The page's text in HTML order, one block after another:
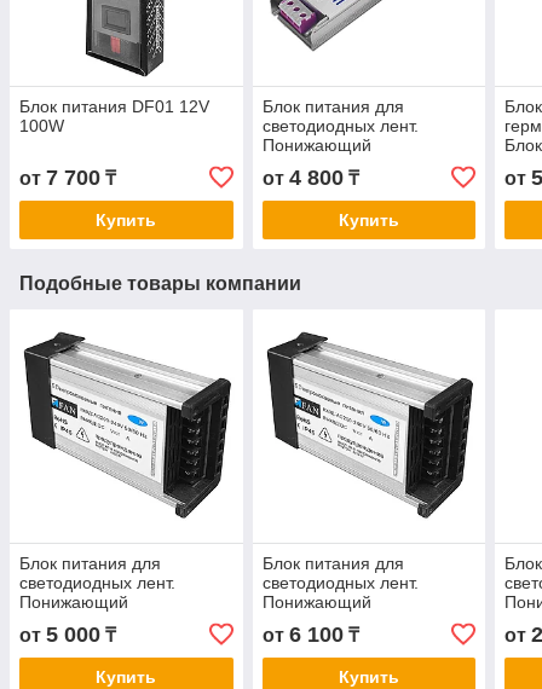
Блок питания DF01 12V
100W
от 7 700 ₸
Купить
Блок питания для
светодиодных лент.
Понижающий
трансформатор FAN LUX
24V 200W
от 4 800₸
Купить
от
Подобные товары компании
Блок питания для
светодиодных лент.
Понижающий
трансформатор IP45 12V
100W
от 5 000 ₸
Купить
Блок питания для
светодиодных лент.
Понижающий
трансформатор IP45 12V
200W
от 6 100₸
Купить
24V
от